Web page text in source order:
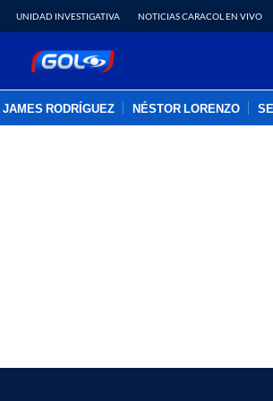
UNIDAD INVESTIGATIVA NOTICIAS CARACOL EN VIVO
JAMES RODRÍGUEZ NÉSTOR LORENZO